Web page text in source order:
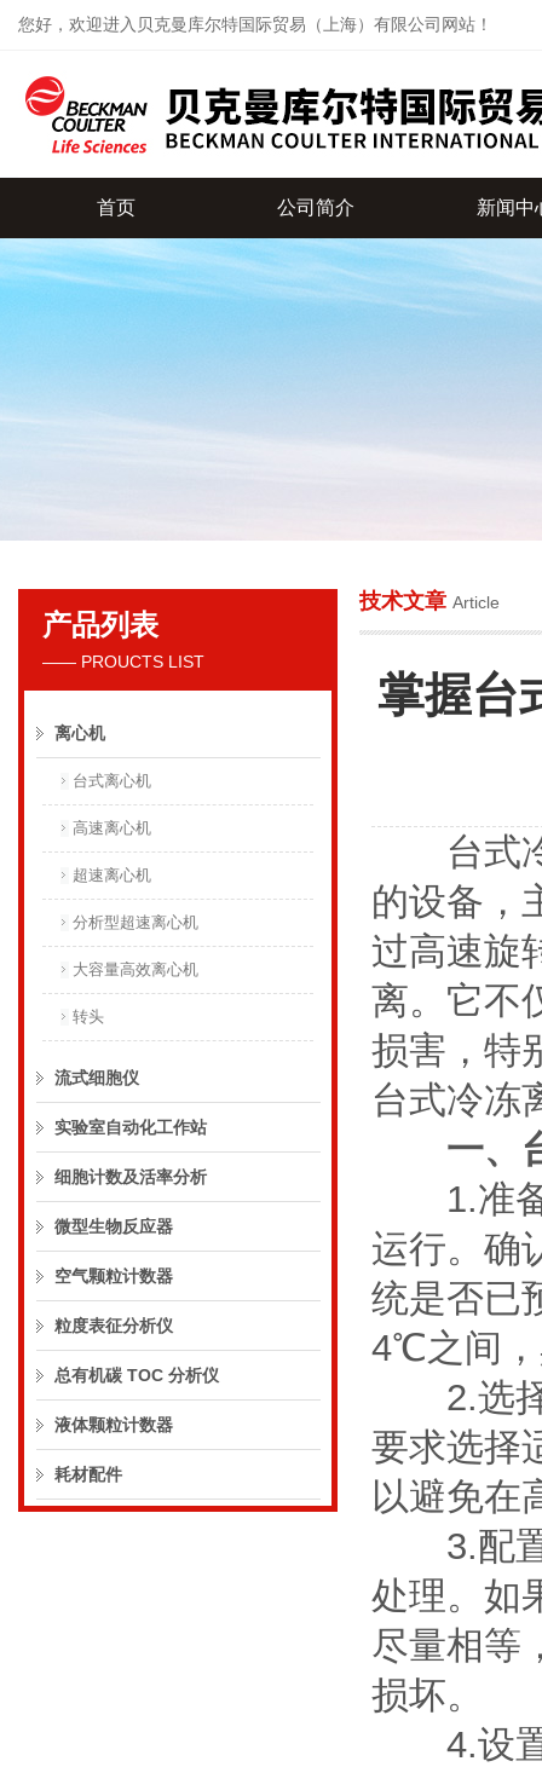
您好，欢迎进入贝克曼库尔特国际贸易（上海）有限公司网站！
贝克曼库尔特国际贸易（上海）有限公司
首页 公司简介 新闻中
产品列表
—— PROUCTS LIST
离心机
台式离心机
高速离心机
超速离心机
分析型超速离心机
大容量高效离心机
转头
流式细胞仪
实验室自动化工作站
细胞计数及活率分析
微型生物反应器
空气颗粒计数器
粒度表征分析仪
总有机碳 TOC 分析仪
液体颗粒计数器
耗材配件
技术文章 Article
掌握台
台式冷
的设备，
过高速旋
离。它不
损害，特
台式冷冻
一、
1.准备
运行。确
统是否已
4℃之间，
2.选择
要求选择
以避免在
3.配置
处理。如
尽量相等
损坏。
4.设置